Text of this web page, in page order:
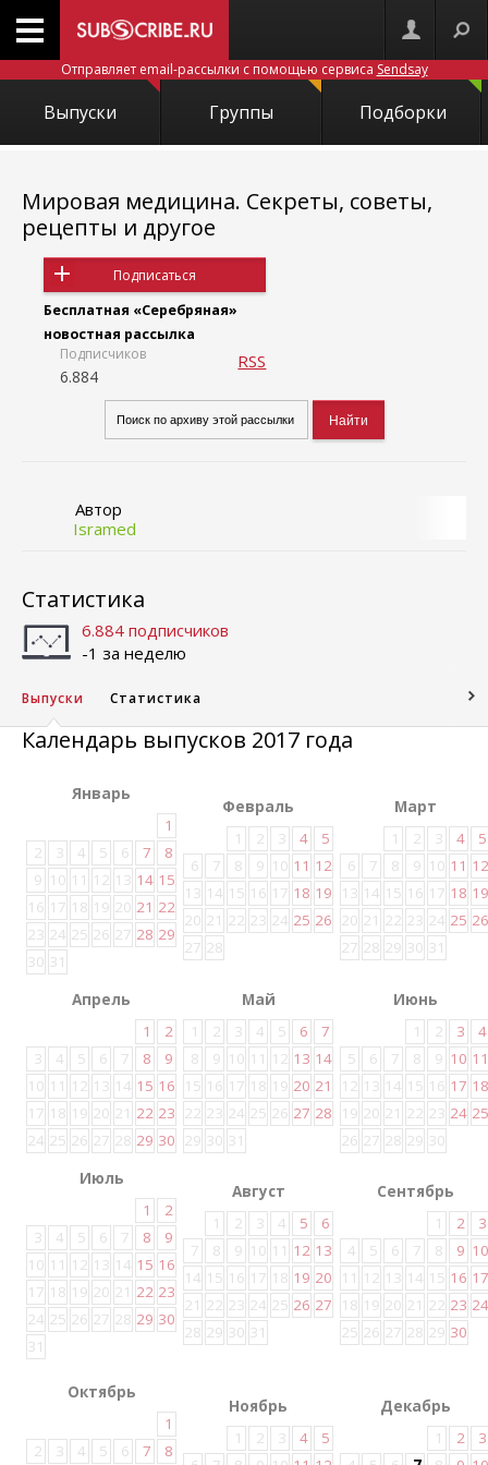
Отправляет email-рассылки с помощью сервиса Sendsay
Выпуски Группы Подборки
Мировая медицина. Секреты, советы,
рецепты и другое
Подписаться
Бесплатная «Серебряная»
новостная рассылка
Подписчиков
6.884
RSS
Автор
Isramed
Статистика
6.884 подписчиков
-1 за неделю
Выпуски Статистика
Календарь выпусков 2017 года
Январь
1
2
3 4 5 6 7
8
9 10 11 12 13 14 15
16 17 18 19 20 21 22
23 24 25 26 27 28 29
30 31
Февраль
1
2 3 4
5
6
7 8 9 10 11 12
13 14 15 16 17 18 19
20 21 22 23 24 25 26
27 28
Март
1
2 3 4
5
6
7 8 9 10 11 12
13 14 15 16 17 18 19
20 21 22 23 24 25 26
27 28 29 30 31
Апрель
1
2
3
4 5 6 7 8
9
10 11 12 13 14 15 16
17 18 19 20 21 22 23
24 25 26 27 28 29 30
Май
1
2 3 4 5 6
7
8
9 10 11 12 13 14
15 16 17 18 19 20 21
22 23 24 25 26 27 28
29 30 31
Июнь
1
2 3
4
5
6 7 8 9 10 11
12 13 14 15 16 17 18
19 20 21 22 23 24 25
26 27 28 29 30
Июль
1
2
3
4 5 6 7 8
9
10 11 12 13 14 15 16
17 18 19 20 21 22 23
24 25 26 27 28 29 30
31
Август
1
2 3 4 5
6
7
8 9 10 11 12 13
14 15 16 17 18 19 20
21 22 23 24 25 26 27
28 29 30 31
Сентябрь
1
2
3
4
5 6 7 8 9 10
11 12 13 14 15 16 17
18 19 20 21 22 23 24
25 26 27 28 29 30
Октябрь
1
2
3 4 5 6 7 8
Ноябрь
1
2 3 4
5
Декабрь
1
2
3